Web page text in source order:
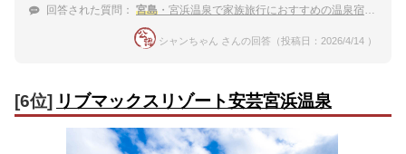
回答された質問： 宮島 ・宮浜温泉で家族旅行におすすめの温泉宿が知りたい！
シャンちゃん さんの回答（投稿日：2026/4/14 ）
[6位] リブマックスリゾート安芸宮浜温泉